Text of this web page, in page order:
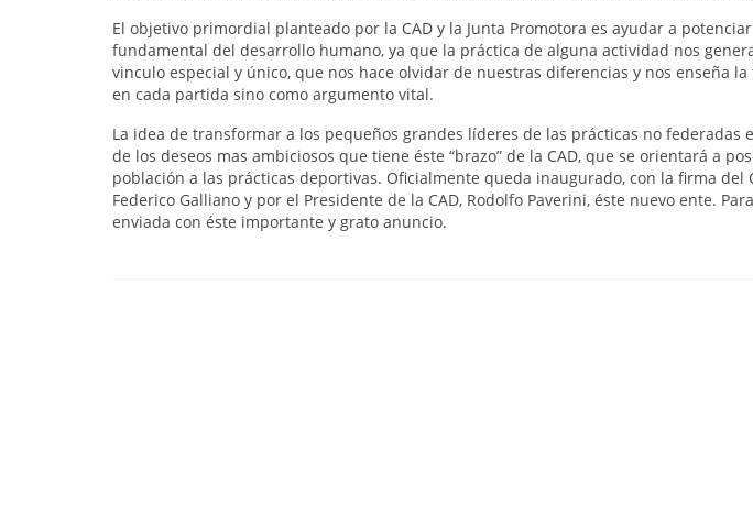
El objetivo primordial planteado por la CAD y la Junta Promotora es ayudar a
fundamental del desarrollo humano, ya que la práctica de alguna actividad nos
vinculo especial y único, que nos hace olvidar de nuestras diferencias y nos enseña
en cada partida sino como argumento vital.
La idea de transformar a los pequeños grandes líderes de las prácticas no federadas
de los deseos mas ambiciosos que tiene éste “brazo” de la CAD, que se orientará a
población a las prácticas deportivas. Oficialmente queda inaugurado, con la firma del
Federico Galliano y por el Presidente de la CAD, Rodolfo Paverini, éste nuevo ente.
enviada con éste importante y grato anuncio.